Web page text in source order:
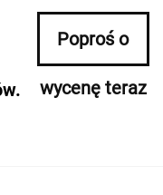
Poproś o
wycenę teraz